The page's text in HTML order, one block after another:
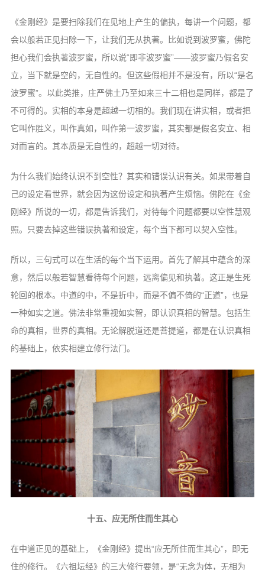
《金刚经》是要扫除我们在见地上产生的偏执，每讲一个问题，都
会以般若正见扫除一下，让我们无从执著。比如说到波罗蜜， 佛陀
担心我们会执著波罗蜜，所以说“即非波罗蜜”——波罗蜜乃假名安
立，当下就是空的，无自性的。但这些假相并不是没有， 所以“是名
波罗蜜”。以此类推，庄严佛土乃至如来三十二相也是同样，都是了
不可得的。实相的本身是超越一切相的。我们现在讲实相，或者把
它叫作胜义，叫作真如，叫作第一波罗蜜，其实都是假名安立、相
对而言的。其本质是无自性的，超越一切对待。
为什么我们始终认识不到空性？其实和错误认识有关。如果带着自
己的设定看世界，就会因为这份设定和执著产生烦恼。 佛陀在《金
刚经》所说的一切，都是告诉我们，对待每个问题都要以空性慧观
照。
只要去掉这些错误执著和设定，每个当下都可以契入空性。
所以，三句式可以在生活的每个当下运用。首先了解其中蕴含的深
意，然后以般若智慧看待每个问题，远离偏见和执著。这正是生死
轮回的根本。中道的中，不是折中， 而是不偏不倚的“正道”，也是
一种如实之道。佛法非常重视如实智，即认识真相的智慧。包括生
命的真相，世界的真相。无论解脱道还是菩提道，都是在认识真相
的基础上， 依实相建立修行法门。
十五、应无所住而生其心
在中道正见的基础上，《金刚经》提出“应无所住而生其心”，即无
住的修行。《六祖坛经》的三大修行要领，是“无念为体，无相为